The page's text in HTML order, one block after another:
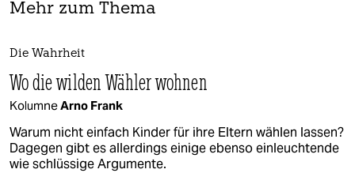
Mehr zum Thema
Die Wahrheit
Wo die wilden Wähler wohnen
KolumneArno Frank
Warum nicht einfach Kinder für ihre Eltern wählen lassen?
Dagegen gibt es allerdings einige ebenso einleuchtende
wie schlüssige Argumente.